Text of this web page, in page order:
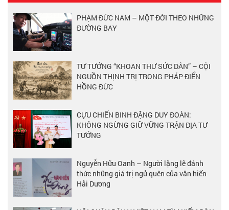
PHẠM ĐỨC NAM – MỘT ĐỜI THEO NHỮNG
ĐƯỜNG BAY
TƯ TƯỞNG “KHOAN THƯ SỨC DÂN” – CỘI
NGUỒN THỊNH TRỊ TRONG PHÁP ĐIỂN
HỒNG ĐỨC
CỰU CHIẾN BINH ĐẶNG DUY ĐOÀN:
KHÔNG NGỪNG GIỮ VỮNG TRẬN ĐỊA TƯ
TƯỞNG
Nguyễn Hữu Oanh – Người lặng lẽ đánh
thức những giá trị ngủ quên của văn hiến
Hải Dương